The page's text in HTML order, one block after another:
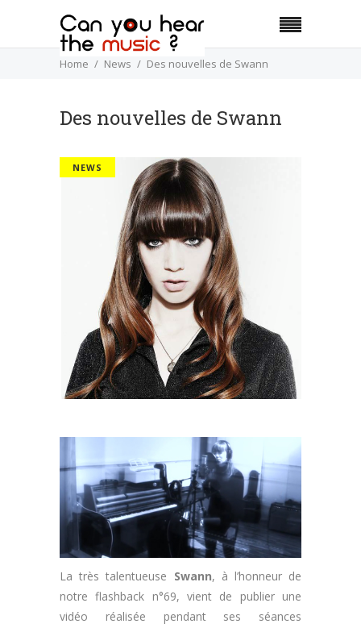
Home News Des nouvelles de Swann
Des nouvelles de Swann
NEWS
La très talentueuse Swann, à l’honneur de
notre flashback n°69, vient de publier une
vidéo réalisée pendant ses séances